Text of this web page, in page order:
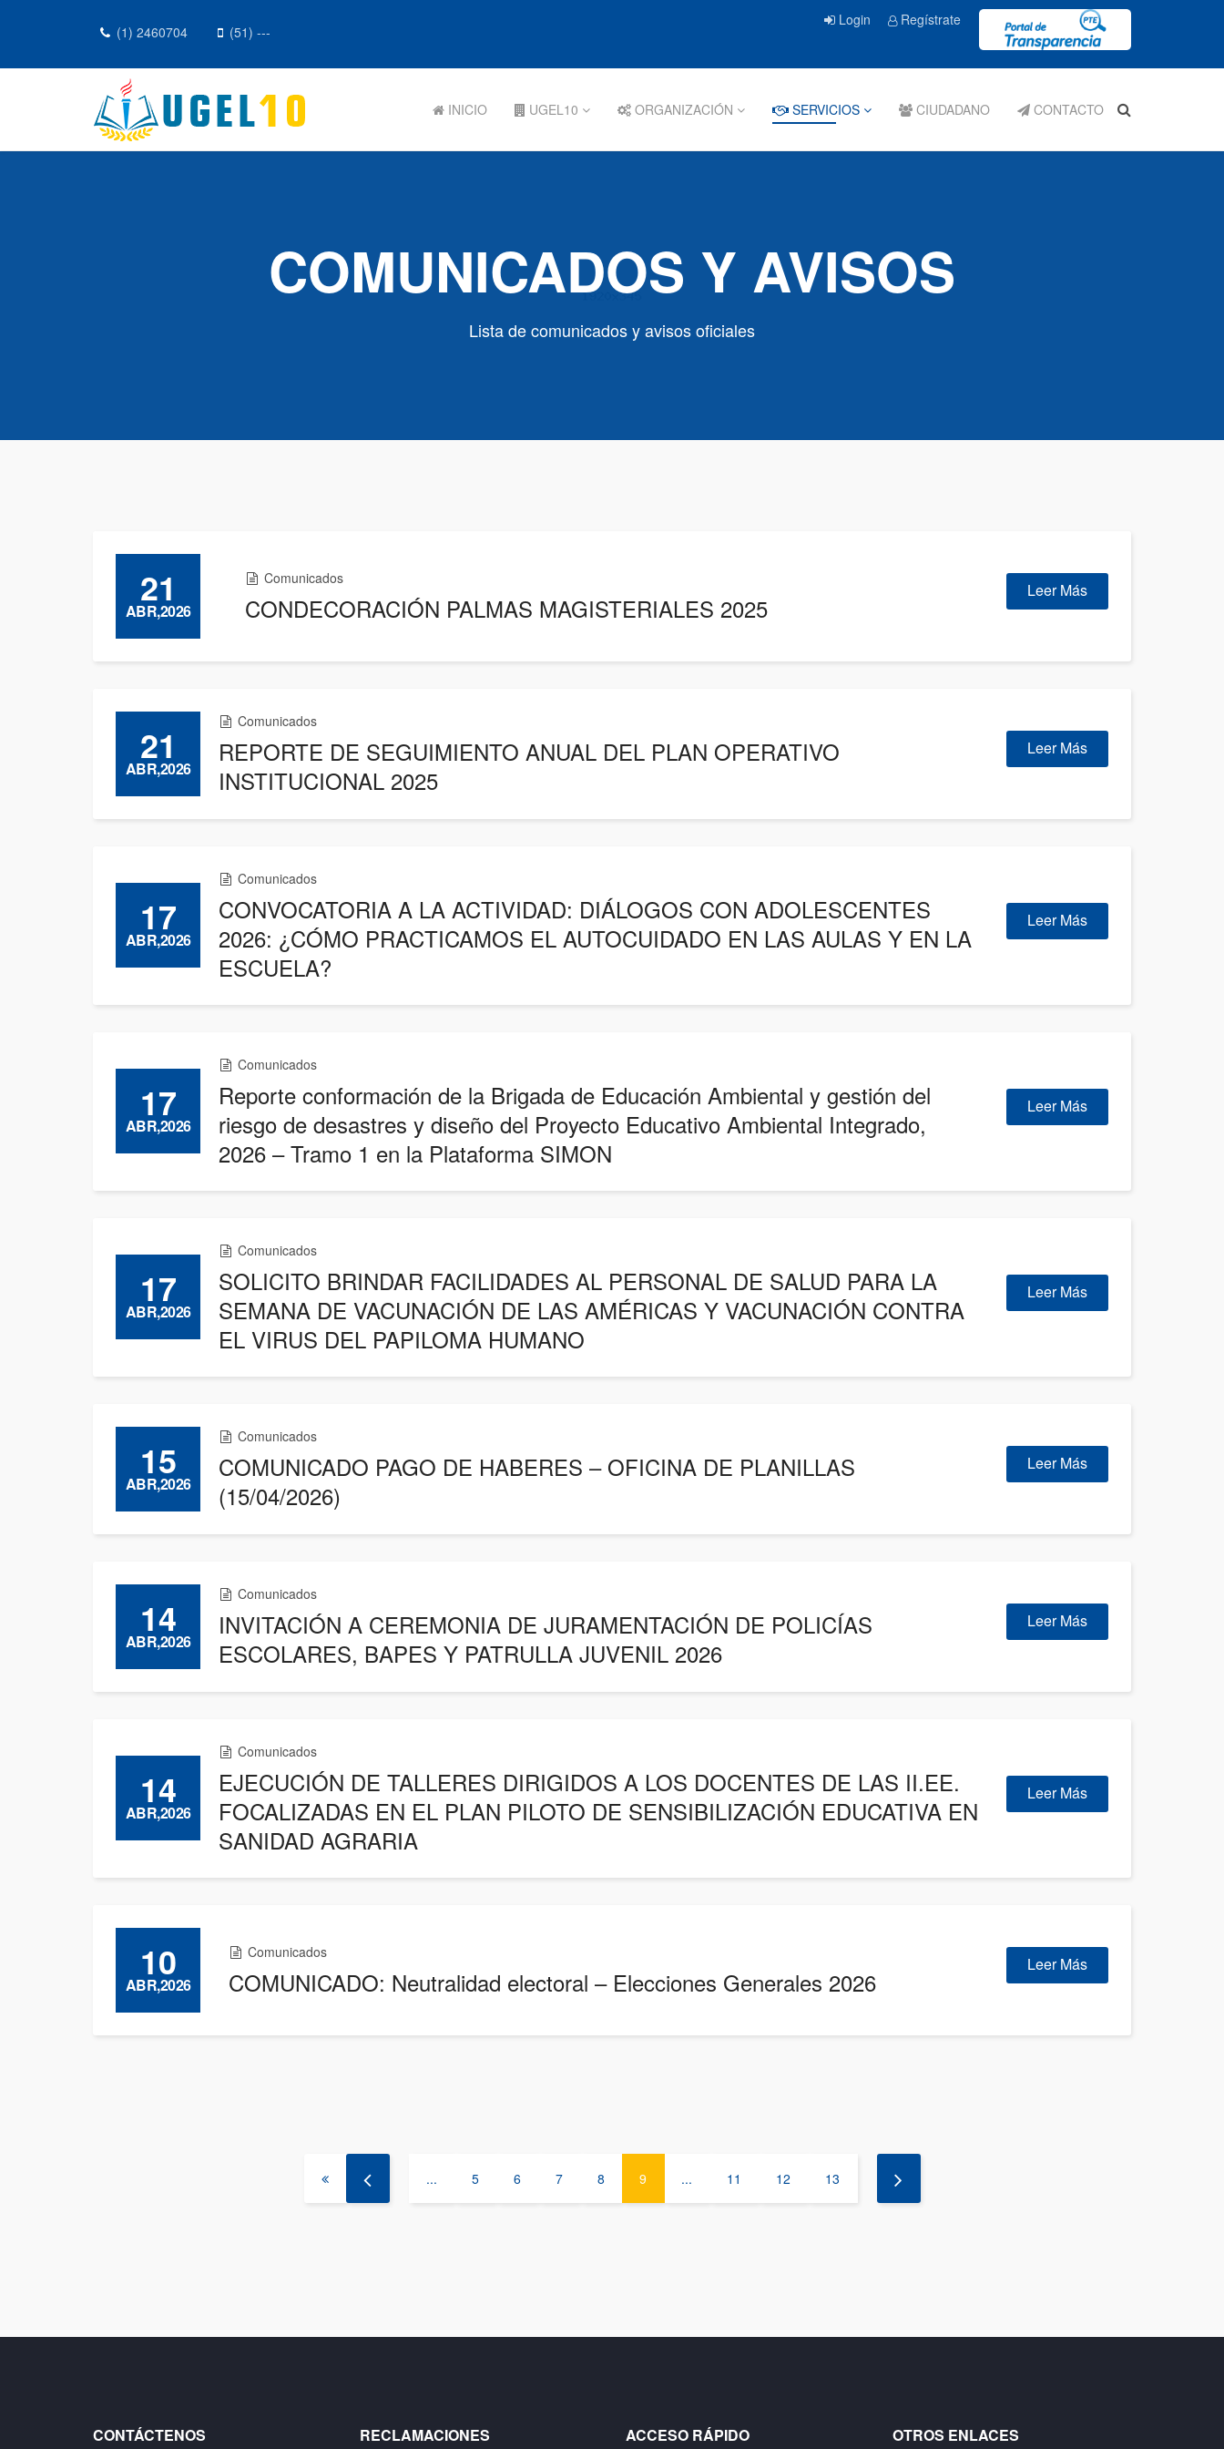
(1) 2460704 (51) ---
Login Regístrate
INICIO UGEL10 ORGANIZACIÓN SERVICIOS CIUDADANO CONTACTO
COMUNICADOS Y AVISOS
Lista de comunicados y avisos oficiales
21
ABR,2026
Comunicados
CONDECORACIÓN PALMAS MAGISTERIALES 2025
Leer Más
21
ABR,2026
Comunicados
REPORTE DE SEGUIMIENTO ANUAL DEL PLAN OPERATIVO
INSTITUCIONAL 2025
Leer Más
17
ABR,2026
Comunicados
CONVOCATORIA A LA ACTIVIDAD: DIÁLOGOS CON ADOLESCENTES
2026: ¿CÓMO PRACTICAMOS EL AUTOCUIDADO EN LAS AULAS Y EN LA
ESCUELA?
Leer Más
17
ABR,2026
Comunicados
Reporte conformación de la Brigada de Educación Ambiental y gestión del
riesgo de desastres y diseño del Proyecto Educativo Ambiental Integrado,
2026 – Tramo 1 en la Plataforma SIMON
Leer Más
17
ABR,2026
Comunicados
SOLICITO BRINDAR FACILIDADES AL PERSONAL DE SALUD PARA LA
SEMANA DE VACUNACIÓN DE LAS AMÉRICAS Y VACUNACIÓN CONTRA
EL VIRUS DEL PAPILOMA HUMANO
Leer Más
15
ABR,2026
Comunicados
COMUNICADO PAGO DE HABERES – OFICINA DE PLANILLAS
(15/04/2026)
Leer Más
14
ABR,2026
Comunicados
INVITACIÓN A CEREMONIA DE JURAMENTACIÓN DE POLICÍAS
ESCOLARES, BAPES Y PATRULLA JUVENIL 2026
Leer Más
14
ABR,2026
Comunicados
EJECUCIÓN DE TALLERES DIRIGIDOS A LOS DOCENTES DE LAS II.EE.
FOCALIZADAS EN EL PLAN PILOTO DE SENSIBILIZACIÓN EDUCATIVA EN
SANIDAD AGRARIA
Leer Más
10
ABR,2026
Comunicados
COMUNICADO: Neutralidad electoral – Elecciones Generales 2026
Leer Más
... 5 6 7 8 9 ... 11 12 13
CONTÁCTENOS RECLAMACIONES ACCESO RÁPIDO OTROS ENLACES